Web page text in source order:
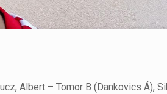
Albert – Tomor B (Dankovics Á),